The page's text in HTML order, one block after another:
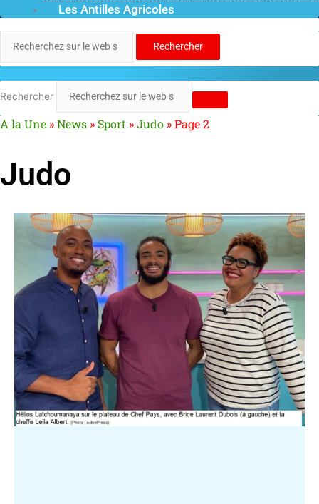
Les Antilles Agricoles
Rechercher
Rechercher
A la Une »News »Sport »Judo »Page 2
Judo